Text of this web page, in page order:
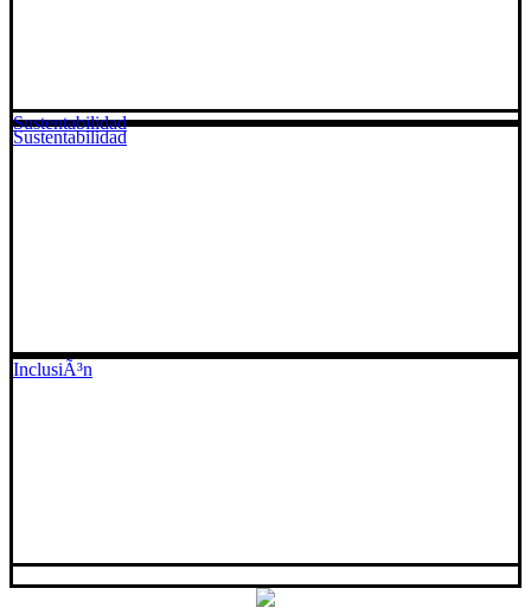
Sustentabilidad
InclusiÃ³n
Sustentabilidad